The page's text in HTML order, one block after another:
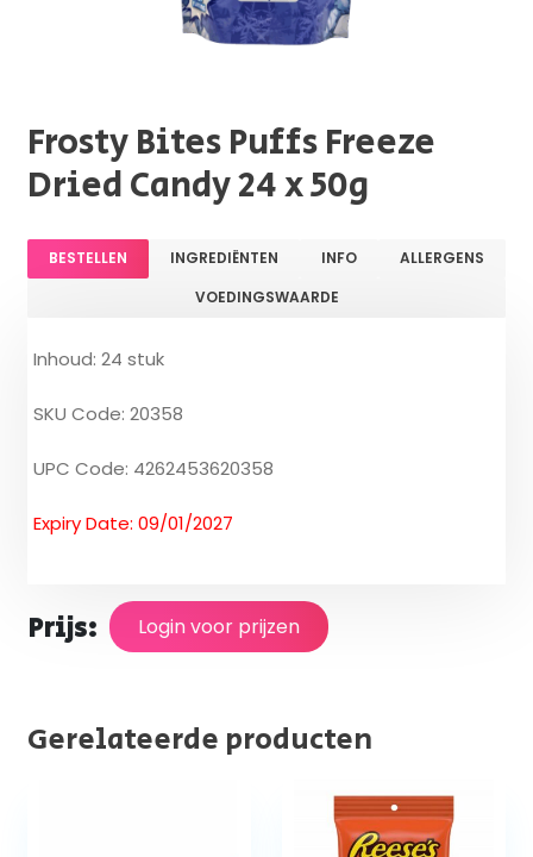
Frosty Bites Puffs Freeze
Dried Candy 24 x 50g
BESTELLEN INGREDIËNTEN INFO
ALLERGENS
VOEDINGSWAARDE
Inhoud: 24 stuk
SKU Code: 20358
UPC Code: 4262453620358
Expiry Date: 09/01/2027
Prijs: Login voor prijzen
Gerelateerde producten